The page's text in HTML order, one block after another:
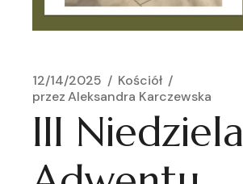
12/14/2025
Kościół
przez Aleksandra Karczewska
III Niedziela